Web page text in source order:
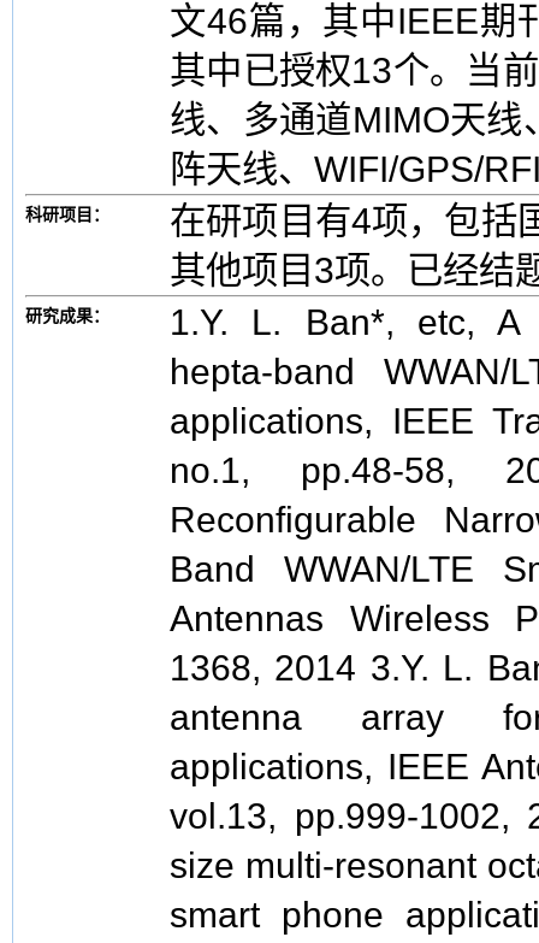
文46篇，其中IEEE期
其中已授权13个。当
线、多通道MIMO天
阵天线、WIFI/GPS/
科研项目：
在研项目有4项，包括
其他项目3项。已经结
研究成果：
1.Y. L. Ban*, etc, A
hepta-band WWAN/
applications, IEEE
no.1, pp.48-58,
Reconfigurable
Band WWAN/LTE
Antennas Wireless
1368, 2014 3.Y. L.
antenna array
applications, IEEE
vol.13, pp.999-1002,
size multi-resonant
smart phone